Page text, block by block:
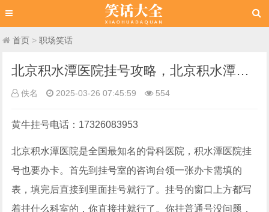
首页 >职场笑话
北京积水潭医院挂号攻略，北京积水潭黄牛跑腿代挂号
佚名 2025-03-26 07:45:59 554
黄牛挂号电话：17326083953
北京积水潭医院是全国最知名的骨科医院，积水潭医院挂
号也要办卡。首先到挂号室的咨询台领一张办卡需填的
表，填完后直接到里面挂号就行了。挂号的窗口上方都写
着挂什么科室的，你直接挂就行了。你挂普通号没问题，